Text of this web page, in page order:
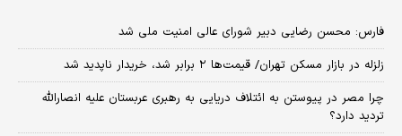
فارس: محسن رضایی دبیر شورای عالی امنیت ملی شد
زلزله در بازار مسکن تهران/ قیمت‌ها ۲ برابر شد، خریدار ناپدید شد
چرا مصر در پیوستن به ائتلاف دریایی به رهبری عربستان علیه انصارالله
تردید دارد؟